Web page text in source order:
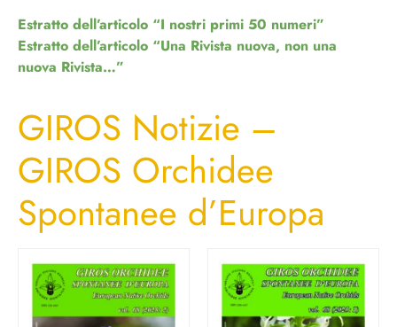
Estratto dell’articolo “I nostri primi 50 numeri”
Estratto dell’articolo “Una Rivista nuova, non una
nuova Rivista…”
GIROS Notizie –
GIROS Orchidee
Spontanee d’Europa